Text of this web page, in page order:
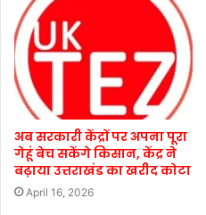
अब सरकारी केंद्रों पर अपना पूरा
गेहूं बेच सकेंगे किसान, केंद्र ने
बढ़ाया उत्तराखंड का खरीद कोटा
April 16, 2026